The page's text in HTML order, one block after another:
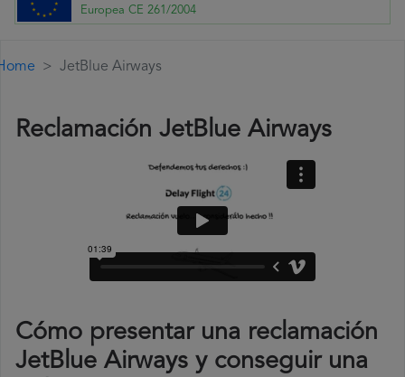
Europea CE 261/2004
JetBlue Airways
Reclamación JetBlue Airways
Cómo presentar una reclamación
JetBlue Airways y conseguir una